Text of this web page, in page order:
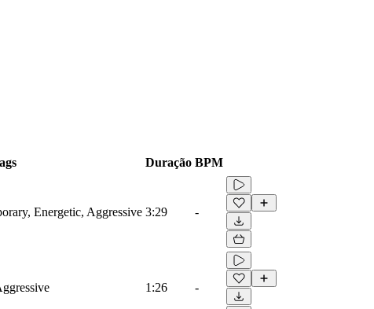
Duração BPM
Energetic, Aggressive 3:29 -
1:26 -